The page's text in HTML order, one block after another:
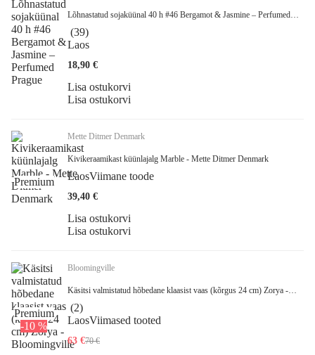
Lõhnastatud sojaküünal 40 h #46 Bergamot & Jasmine – Perfumed
(39)
Laos
18,90 €
Lisa ostukorvi
Lisa ostukorvi
Premium
Mette Ditmer Denmark
Kivikeraamikast küünlajalg Marble - Mette Ditmer Denmark
LaosViimane toode
39,40 €
Lisa ostukorvi
Lisa ostukorvi
Premium
-10 %
Bloomingville
Käsitsi valmistatud hõbedane klaasist vaas (kõrgus 24 cm) Zorya -
(2)
LaosViimased tooted
63 €70 €